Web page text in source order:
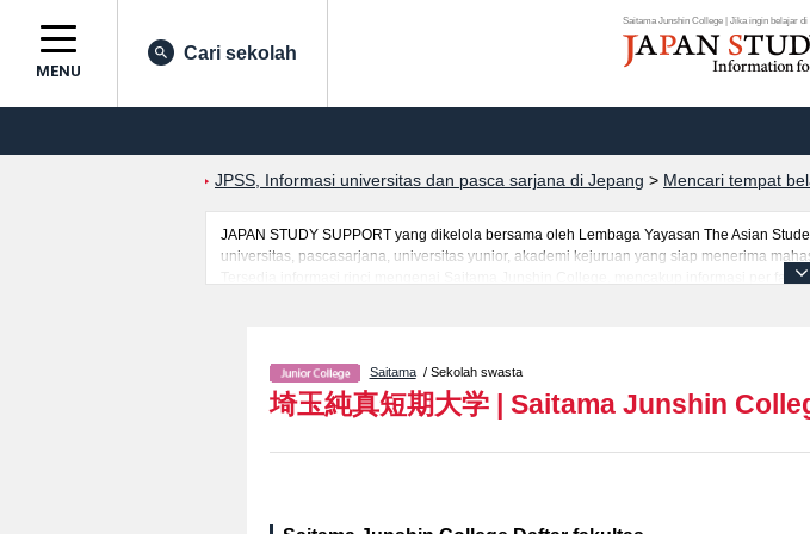
Saitama Junshin College | Jika ingin belajar di
MENU
Cari sekolah
JPSS, Informasi universitas dan pasca sarjana di Jepang > Mencari tempat
JAPAN STUDY SUPPORT yang dikelola bersama oleh Lembaga Yayasan The Asian
universitas, pascasarjana, universitas yunior, akademi kejuruan yang siap menerima
Tersedia informasi rinci mengenai Saitama Junshin College, mencakup informasi per
Saitama/ Sekolah swasta
埼玉純真短期大学 | Saitama Junshin